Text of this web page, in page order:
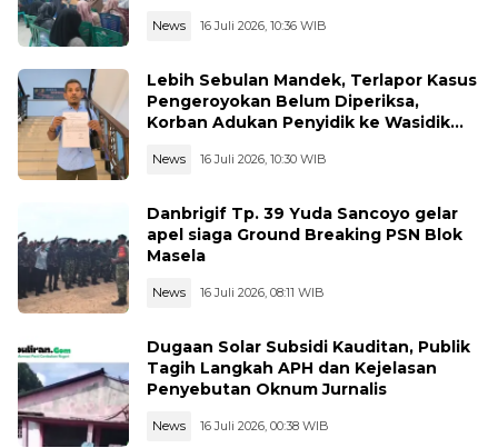
News 16 Juli 2026, 10:36 WIB
Lebih Sebulan Mandek, Terlapor Kasus
Pengeroyokan Belum Diperiksa,
Korban Adukan Penyidik ke Wasidik
News 16 Juli 2026, 10:30 WIB
Danbrigif Tp. 39 Yuda Sancoyo gelar
apel siaga Ground Breaking PSN Blok
Masela
News 16 Juli 2026, 08:11 WIB
Dugaan Solar Subsidi Kauditan, Publik
Tagih Langkah APH dan Kejelasan
Penyebutan Oknum Jurnalis
News 16 Juli 2026, 00:38 WIB